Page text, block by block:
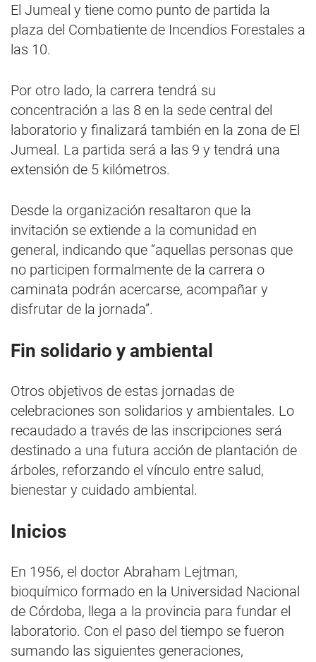
El Jumeal y tiene como punto de partida la
plaza del Combatiente de Incendios Forestales a
las 10.
Por otro lado, la carrera tendrá su
concentración a las 8 en la sede central del
laboratorio y finalizará también en la zona de El
Jumeal. La partida será a las 9 y tendrá una
extensión de 5 kilómetros.
Desde la organización resaltaron que la
invitación se extiende a la comunidad en
general, indicando que “aquellas personas que
no participen formalmente de la carrera o
caminata podrán acercarse, acompañar y
disfrutar de la jornada”.
Fin solidario y ambiental
Otros objetivos de estas jornadas de
celebraciones son solidarios y ambientales. Lo
recaudado a través de las inscripciones será
destinado a una futura acción de plantación de
árboles, reforzando el vínculo entre salud,
bienestar y cuidado ambiental.
Inicios
En 1956, el doctor Abraham Lejtman,
bioquímico formado en la Universidad Nacional
de Córdoba, llega a la provincia para fundar el
laboratorio. Con el paso del tiempo se fueron
sumando las siguientes generaciones,